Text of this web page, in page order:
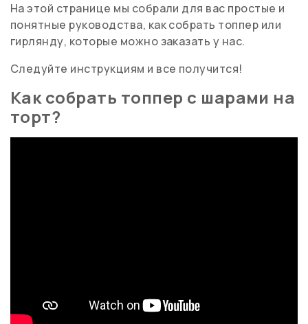
На этой странице мы собрали для вас простые и
понятные руководства, как собрать топпер или
гирлянду, которые можно заказать у нас.
Следуйте инструкциям и все получится!
Как собрать топпер с шарами на
торт?